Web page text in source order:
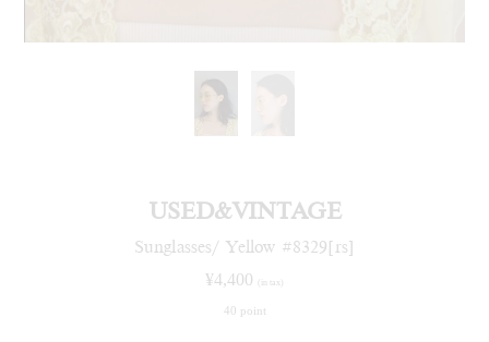
USED&VINTAGE
Sunglasses/ Yellow #8329[rs]
¥4,400 (in tax)
40 point